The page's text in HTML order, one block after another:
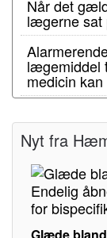
Når det
lægerne sat
lægemiddel
medicin
Nyt fra
Glæde